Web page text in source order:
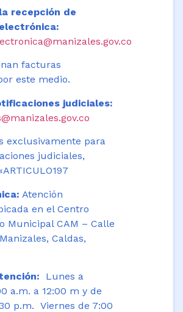
recepción de
facturas
este medio.
judiciales:
exclusivamente para
judiciales,
Atención
en el Centro
Municipal CAM – Calle
Caldas,
Lunes a
a.m. a 12:00 m y de
p.m. Viernes de 7:00